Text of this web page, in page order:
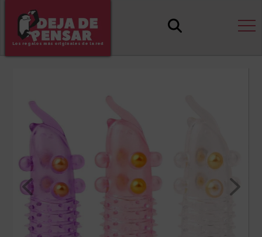
Los regalos más originales de la red